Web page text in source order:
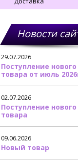
Новости
29.07.2026
Поступление нового
товара от июль
02.07.2026
Поступление нового
товара
09.06.2026
Новый товар